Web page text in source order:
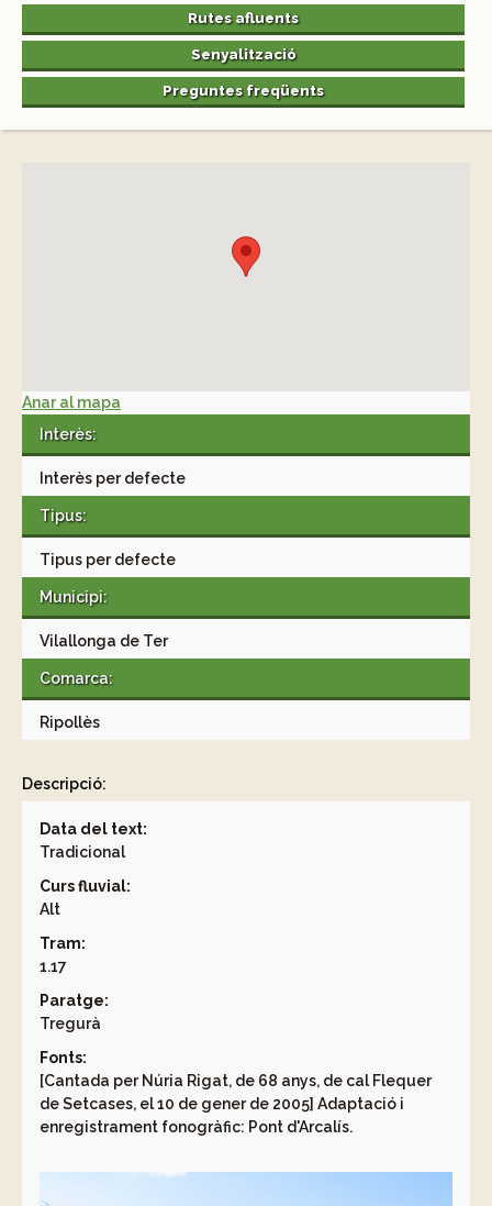
Rutes afluents
Senyalització
Preguntes freqüents
Anar al mapa
Interès:
Interès per defecte
Tipus:
Tipus per defecte
Municipi:
Vilallonga de Ter
Comarca:
Ripollès
Descripció:
Data del text:
Tradicional
Curs fluvial:
Alt
Tram:
1.17
Paratge:
Tregurà
Fonts:
[Cantada per Núria Rigat, de 68 anys, de cal Flequer
de Setcases, el 10 de gener de 2005] Adaptació i
enregistrament fonogràfic: Pont d'Arcalís.